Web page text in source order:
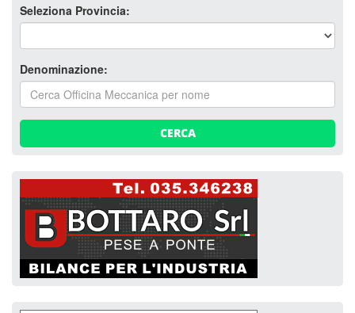
Seleziona Provincia:
Denominazione:
CERCA